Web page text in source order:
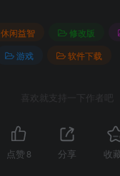
休闲益智 修改版
游戏 软件下载
喜欢就支持一下作者吧
点赞 8 分享 收